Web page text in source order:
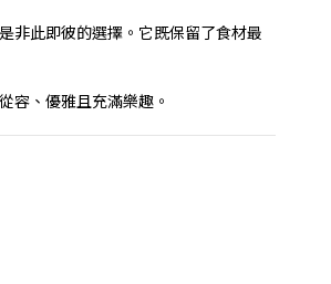
非此即彼的選擇。它既保留了食材最
容、優雅且充滿樂趣。